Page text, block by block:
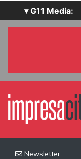
▾ G11 Media:
SecurityOpenLab
Newsletter